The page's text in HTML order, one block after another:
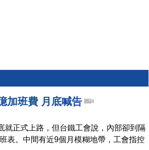
加班費 月底喊告
就正式上路，但台鐵工會說，內部卻到隔
表。中間有近9個月模糊地帶，工會指控